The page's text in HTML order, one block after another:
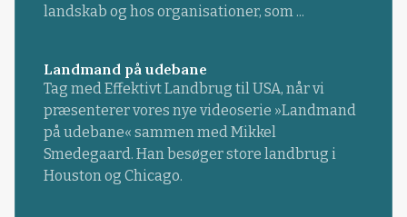
landskab og hos organisationer, som ...
Landmand på udebane
Tag med Effektivt Landbrug til USA, når vi
præsenterer vores nye videoserie »Landmand
på udebane« sammen med Mikkel
Smedegaard. Han besøger store landbrug i
Houston og Chicago.